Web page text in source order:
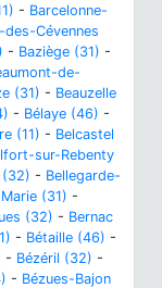
- Barcelonne-
des-Cévennes
- Baziège (31) -
de-
(31) - Beauzelle
- Bélaye (46) -
(11) - Belcastel
sur-Rebenty
(32) - Bellegarde-
(31) -
(32) - Bernac
- Bétaille (46) -
- Bézéril (32) -
- Bézues-Bajon